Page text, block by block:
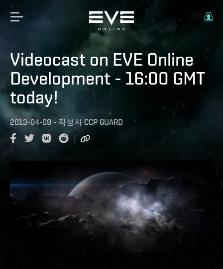
Videocast on EVE Online
Development - 16:00 GMT
today!
2013-04-09 - 작성자 CCP GUARD